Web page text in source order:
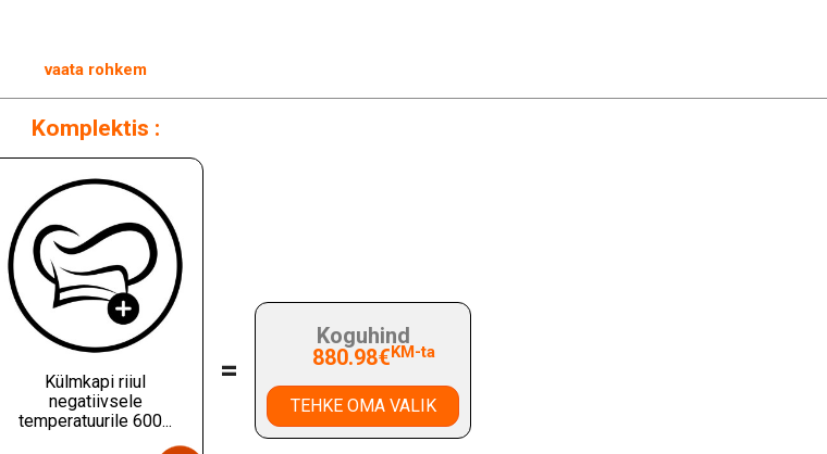
vaata rohkem
Komplektis :
Külmkapi riiul
negatiivsele
temperatuurile 600...
=
Koguhind
880.98€KM-ta
TEHKE OMA VALIK